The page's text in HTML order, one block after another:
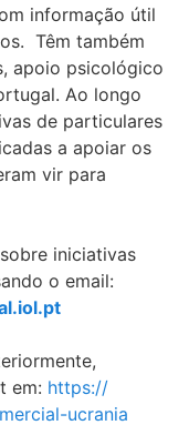
informação útil
Têm também
apoio psicológico
Ao longo
de particulares
a apoiar os
vir para
iniciativas
o email:
em: https://
ucrania